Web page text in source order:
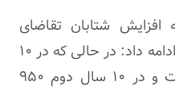
افزایش شتابان تقاضای
مصرف برق در سال‌های اخیر ادامه داد: در حالی که در ۱۰
سال اول انقلاب ۴۲۰ مگاوات و در ۱۰ سال دوم ۹۵۰